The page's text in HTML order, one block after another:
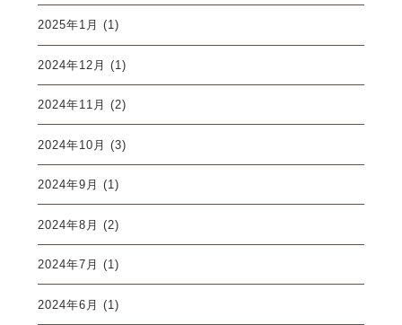
2025年1月 (1)
2024年12月 (1)
2024年11月 (2)
2024年10月 (3)
2024年9月 (1)
2024年8月 (2)
2024年7月 (1)
2024年6月 (1)